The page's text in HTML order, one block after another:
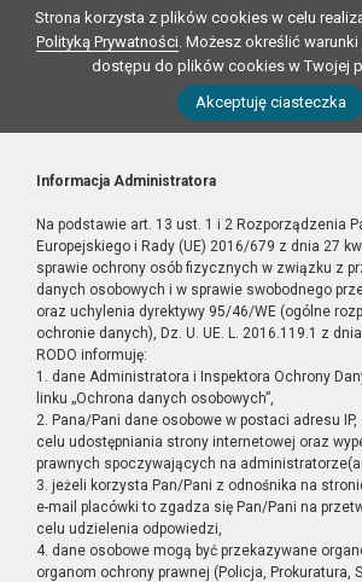
Strona korzysta z plików cookies w celu
Polityką Prywatności. Możesz określić
dostępu do plików cookies w Twojej
Akceptuję ciasteczka
Informacja Administratora
Na podstawie art. 13 ust. 1 i 2 Rozporządzenia
Europejskiego i Rady (UE) 2016/679 z dnia 27
sprawie ochrony osób fizycznych w związku z
danych osobowych i w sprawie swobodnego
oraz uchylenia dyrektywy 95/46/WE (ogólne
ochronie danych), Dz. U. UE. L. 2016.119.1 z
RODO informuję:
1. dane Administratora i Inspektora Ochrony
linku „Ochrona danych osobowych”,
2. Pana/Pani dane osobowe w postaci adresu
celu udostępniania strony internetowej oraz
prawnych spoczywających na
3. jeżeli korzysta Pan/Pani z odnośnika na
e-mail placówki to zgadza się Pan/Pani na
celu udzielenia odpowiedzi,
4. dane osobowe mogą być przekazywane
organom ochrony prawnej (Policja, Prokuratura,